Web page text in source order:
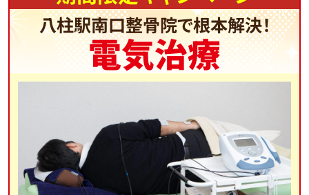
八柱駅南口整骨院で根本解決！
電気治療